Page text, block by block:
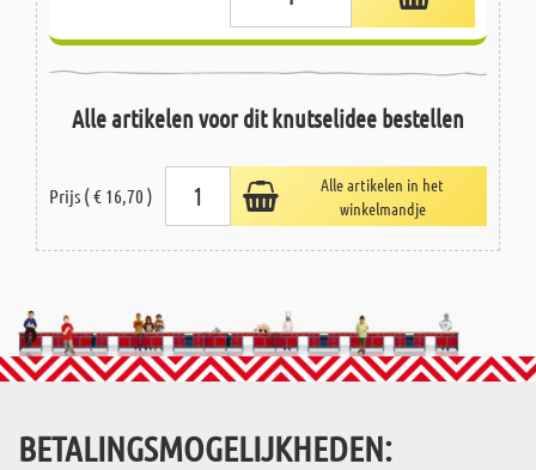
Alle artikelen voor dit knutselidee bestellen
Prijs ( € 16,70 )
Alle artikelen in het
winkelmandje
BETALINGSMOGELIJKHEDEN: